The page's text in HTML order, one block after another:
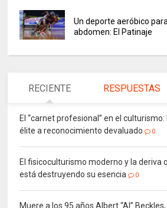
Un deporte aeróbico
abdomen: El Patinaje
RECIENTE RESPUESTAS
El “carnet profesional” en el culturismo:
élite a reconocimiento devaluado
0
El fisicoculturismo moderno y la deriva
está destruyendo su esencia
0
Muere a los 95 años Albert “Al” Beckles,